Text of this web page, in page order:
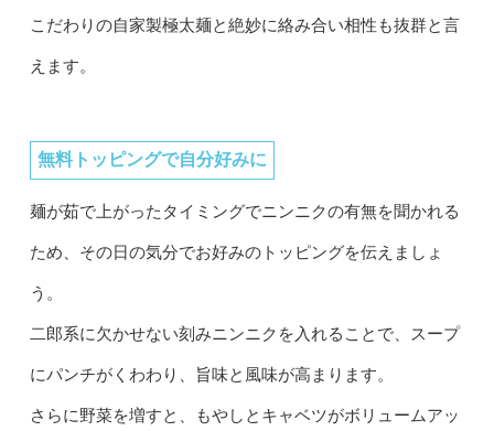
こだわりの自家製極太麺と絶妙に絡み合い相性も抜群と言
えます。
無料トッピングで自分好みに
麺が茹で上がったタイミングでニンニクの有無を聞かれる
ため、その日の気分でお好みのトッピングを伝えましょ
う。
二郎系に欠かせない刻みニンニクを入れることで、スープ
にパンチがくわわり、旨味と風味が高まります。
さらに野菜を増すと、もやしとキャベツがボリュームアッ